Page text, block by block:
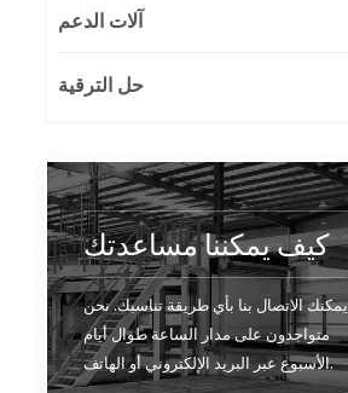
آلات الدعم
حل الترقية
كيف يمكننا مساعدتك
يمكنك الاتصال بنا بأي طريقة تناسبك. نحن
متواجدون على مدار الساعة طوال أيام
الأسبوع عبر البريد الإلكتروني أو الهاتف.